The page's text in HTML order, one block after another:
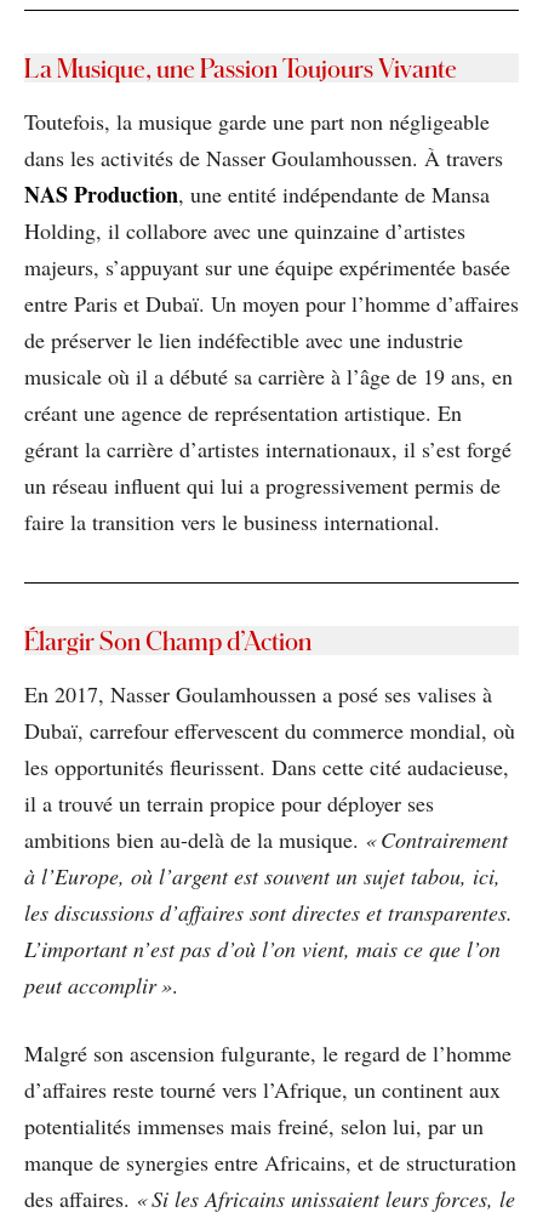
La Musique, une Passion Toujours Vivante
Toutefois, la musique garde une part non négligeable
dans les activités de Nasser Goulamhoussen. À travers
NAS Production, une entité indépendante de Mansa
Holding, il collabore avec une quinzaine d’artistes
majeurs, s’appuyant sur une équipe expérimentée basée
entre Paris et Dubaï. Un moyen pour l’homme d’affaires
de préserver le lien indéfectible avec une industrie
musicale où il a débuté sa carrière à l’âge de 19 ans, en
créant une agence de représentation artistique. En
gérant la carrière d’artistes internationaux, il s’est forgé
un réseau influent qui lui a progressivement permis de
faire la transition vers le business international.
Élargir Son Champ d’Action
En 2017, Nasser Goulamhoussen a posé ses valises à
Dubaï, carrefour effervescent du commerce mondial, où
les opportunités fleurissent. Dans cette cité audacieuse,
il a trouvé un terrain propice pour déployer ses
ambitions bien au-delà de la musique. « Contrairement
à l’Europe, où l’argent est souvent un sujet tabou, ici,
les discussions d’affaires sont directes et transparentes.
L’important n’est pas d’où l’on vient, mais ce que l’on
peut accomplir ».
Malgré son ascension fulgurante, le regard de l’homme
d’affaires reste tourné vers l’Afrique, un continent aux
potentialités immenses mais freiné, selon lui, par un
manque de synergies entre Africains, et de structuration
des affaires. « Si les Africains unissaient leurs forces, le